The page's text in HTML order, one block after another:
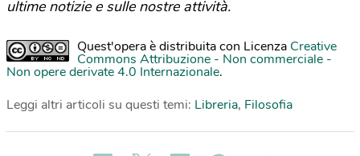
ultime notizie e sulle nostre attività.
Quest'opera è distribuita con Licenza Creative
Commons Attribuzione - Non commerciale -
Non opere derivate 4.0 Internazionale.
Leggi altri articoli su questi temi: Libreria, Filosofia